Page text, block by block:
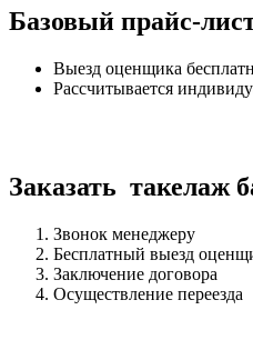
Базовый прайс-
Выезд оценщика
Рассчитывается
Заказать такелаж
Звонок менеджеру
Бесплатный выезд
Заключение договора
Осуществление переезда